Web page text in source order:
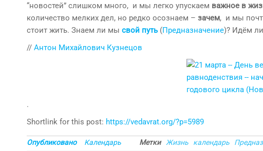
“новостей” слишком много, и мы легко упускаем важное в
количество мелких дел, но редко осознаем – зачем, и мы
стоит жить. Знаем ли мы свой путь (Предназначение)? Идём
// Антон Михайлович Кузнецов
.
Shortlink for this post: https://vedavrat.org/?p=5989
Опубликовано Календарь Метки Жизнь календарь